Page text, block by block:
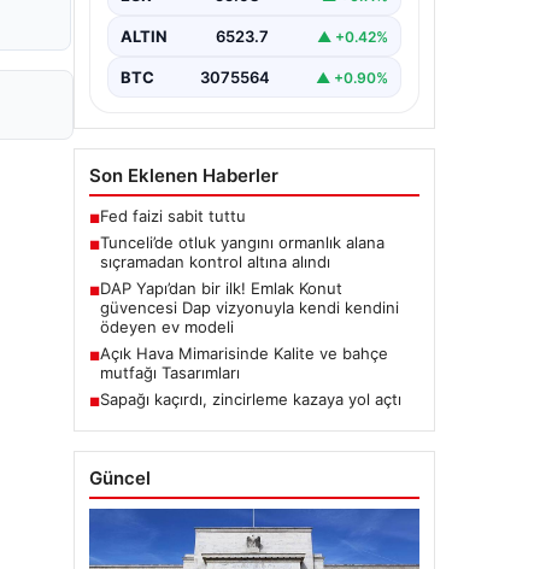
Karyemez köyleri arasında bulunan
belirlenemeyen bir nedenle…
ALTIN 6523.7 ▲ +0.42%
BTC 3075564 ▲ +0.90%
Son Eklenen Haberler
■Fed faizi sabit tuttu
■Tunceli’de otluk yangını ormanlık alana
sıçramadan kontrol altına alındı
■DAP Yapı’dan bir ilk! Emlak Konut
güvencesi Dap vizyonuyla kendi kendini
ödeyen ev modeli
■Açık Hava Mimarisinde Kalite ve bahçe
mutfağı Tasarımları
■Sapağı kaçırdı, zincirleme kazaya yol açtı
Güncel